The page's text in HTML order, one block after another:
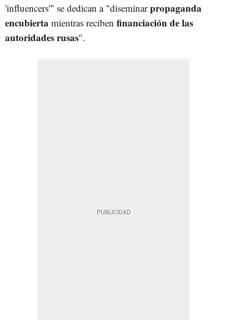
'influencers'" se dedican a "diseminarpropaganda
encubierta mientras reciben financiación de las
autoridades rusas".